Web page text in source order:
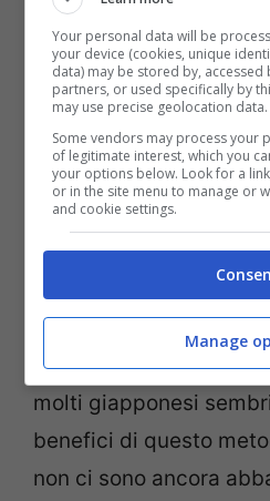
Questo metodo è
perdere il grasso della
Il dottor Fukutsudzi
cattiva postura sia
eccesso sullo
esercizio, si favorisce
mostra un legame tra i
intestinale e la
molti giapponesi
benefici di questo
non ci sono ancora
Your personal data will be
your device (cookies, unique
data) may be stored by,
partners, or used specifically by
may use precise geolocation data.
Some vendors may process your
of legitimate interest, which you
your options below. Look for a
or in the site menu to manage or
and cookie settings.
Manage